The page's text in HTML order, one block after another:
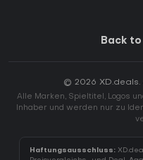
Back
© 2026
Alle Marken, Spieltitel, Logos
Inhaber und werden nur zu
Haftungsausschluss: